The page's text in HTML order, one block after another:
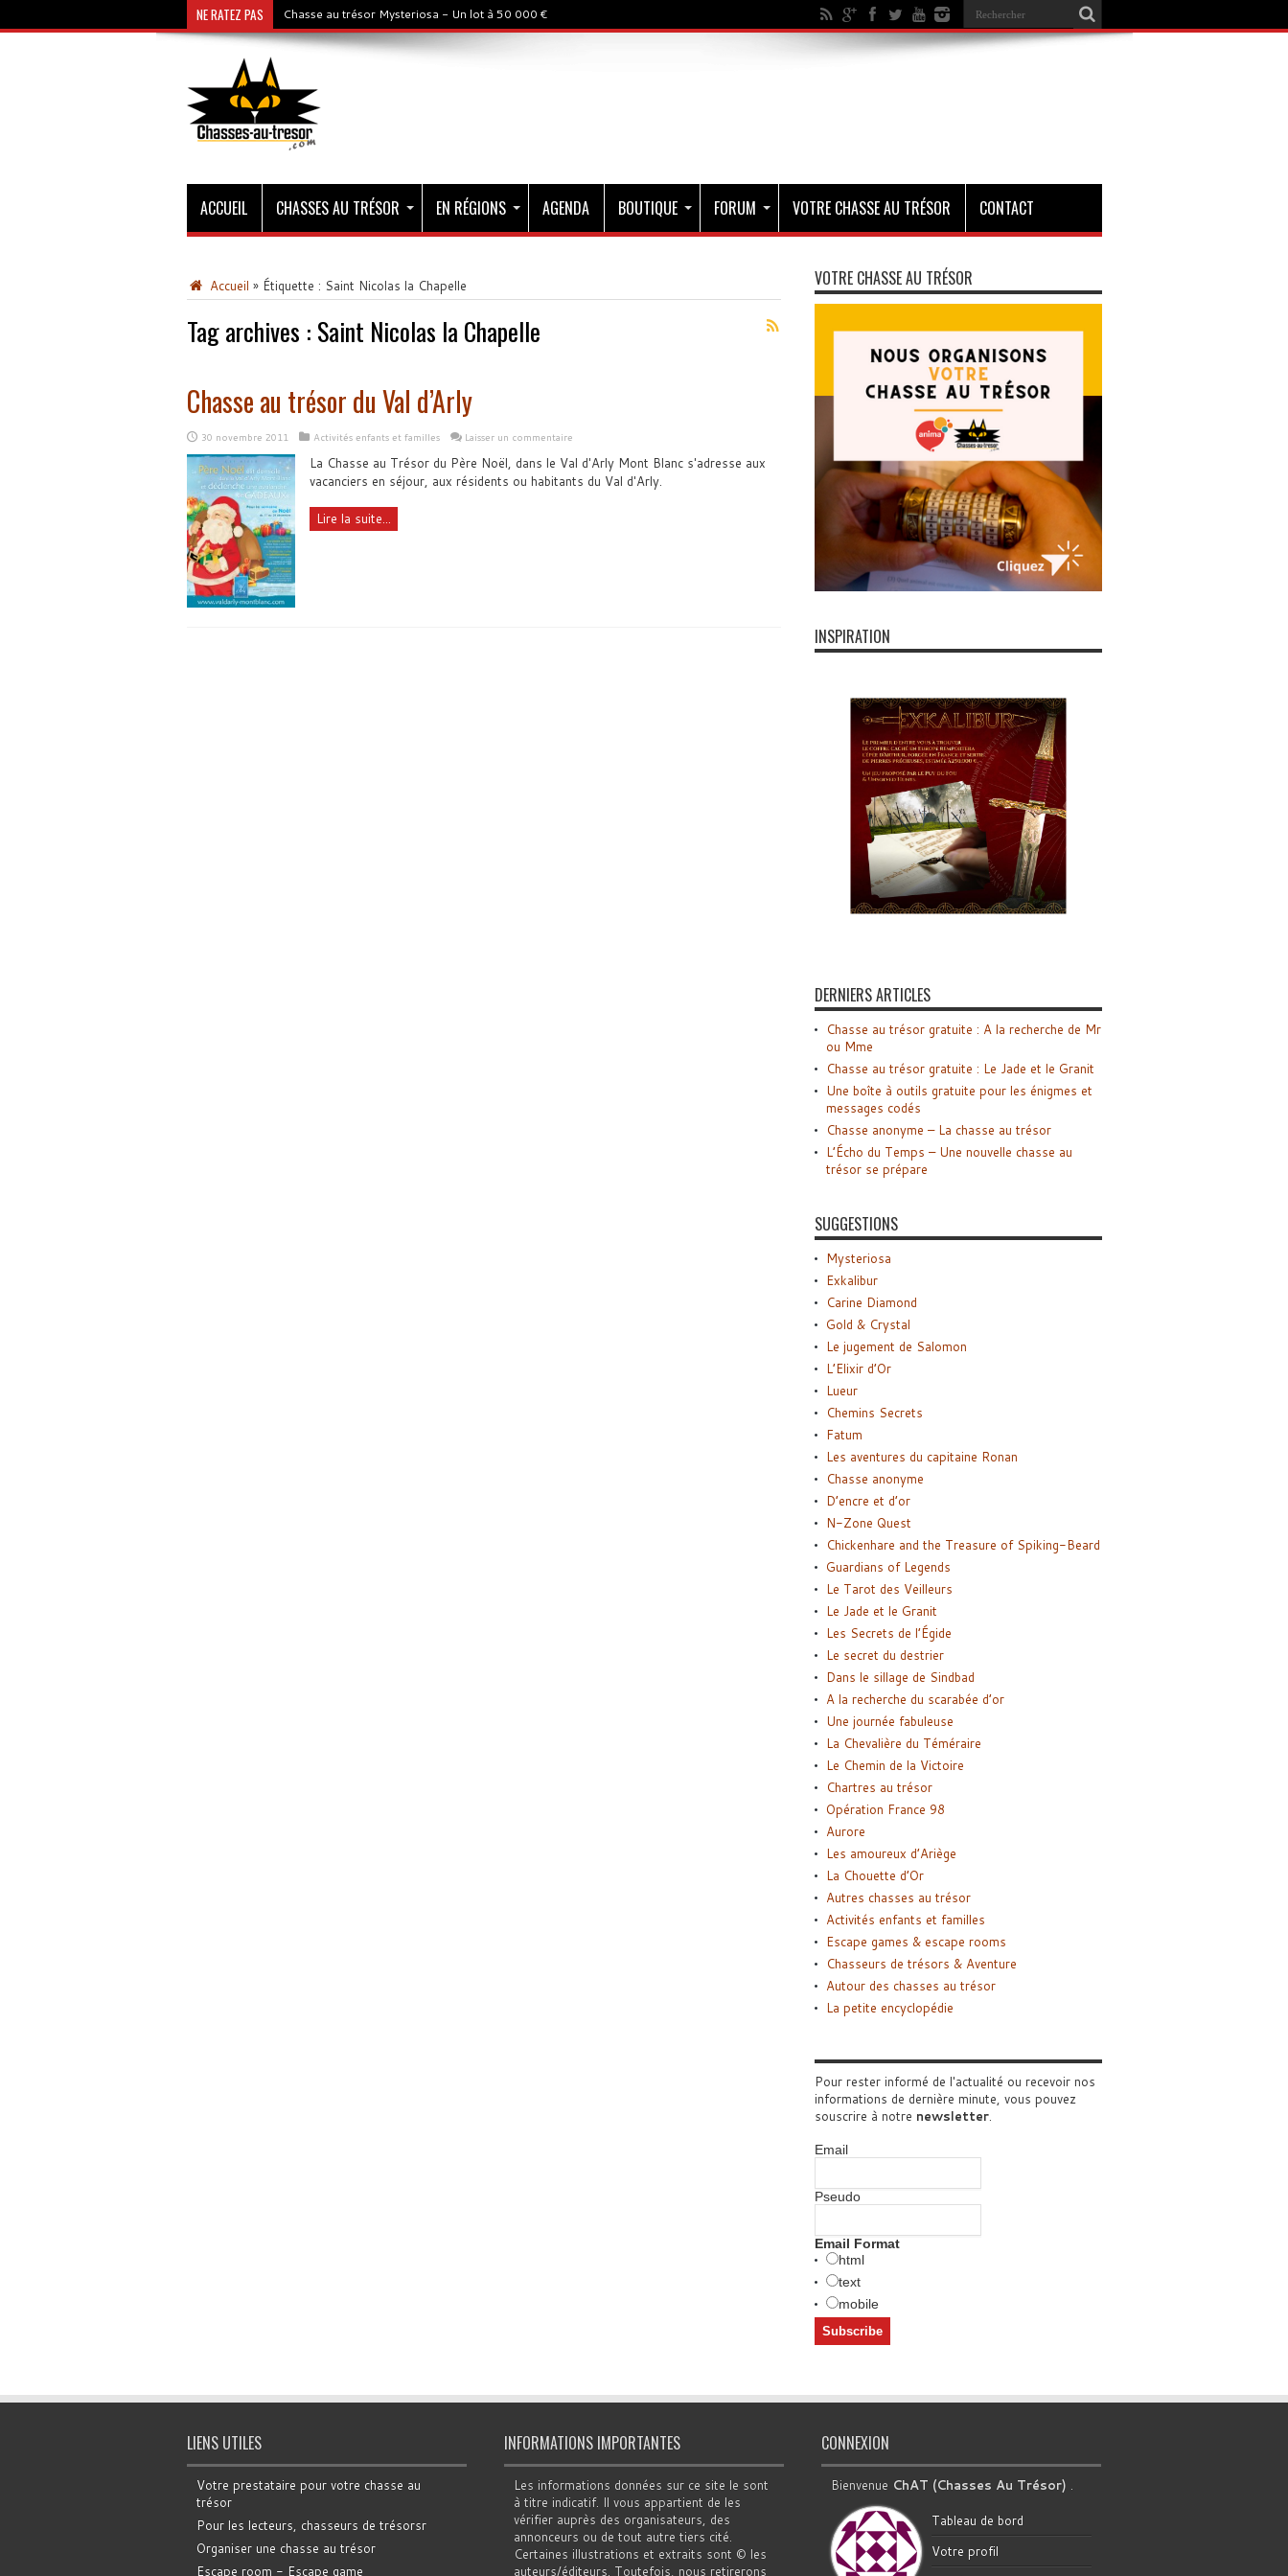
NE RATEZ PAS Chasse au trésor Mysteriosa - Un lot à 50 000 €
ACCUEIL CHASSES AU TRÉSOR EN RÉGIONS AGENDA BOUTIQUE FORUM VOTRE CHASSE AU TRÉSOR CONTACT
Accueil » Étiquette : Saint Nicolas la Chapelle
Tag archives : Saint Nicolas la Chapelle
Chasse au trésor du Val d’Arly
30 novembre 2011 Activités enfants et familles Laisser un commentaire
La Chasse au Trésor du Père Noël, dans le Val d'Arly Mont Blanc s'adresse aux
vacanciers en séjour, aux résidents ou habitants du Val d'Arly.
Lire la suite...
VOTRE CHASSE AU TRÉSOR
INSPIRATION
DERNIERS ARTICLES
Chasse au trésor gratuite : A la recherche de Mr
ou Mme
Chasse au trésor gratuite : Le Jade et le Granit
Une boîte à outils gratuite pour les énigmes et
messages codés
Chasse anonyme – La chasse au trésor
L’Écho du Temps – Une nouvelle chasse au
trésor se prépare
SUGGESTIONS
Mysteriosa
Exkalibur
Carine Diamond
Gold & Crystal
Le jugement de Salomon
L’Elixir d’Or
Lueur
Chemins Secrets
Fatum
Les aventures du capitaine Ronan
Chasse anonyme
D’encre et d’or
N-Zone Quest
Chickenhare and the Treasure of Spiking-Beard
Guardians of Legends
Le Tarot des Veilleurs
Le Jade et le Granit
Les Secrets de l’Égide
Le secret du destrier
Dans le sillage de Sindbad
A la recherche du scarabée d’or
Une journée fabuleuse
La Chevalière du Téméraire
Le Chemin de la Victoire
Chartres au trésor
Opération France 98
Aurore
Les amoureux d’Ariège
La Chouette d’Or
Autres chasses au trésor
Activités enfants et familles
Escape games & escape rooms
Chasseurs de trésors & Aventure
Autour des chasses au trésor
La petite encyclopédie
Pour rester informé de l'actualité ou recevoir nos
informations de dernière minute, vous pouvez
souscrire à notre newsletter.
Email
Pseudo
Email Format
html
text
mobile
LIENS UTILES
Votre prestataire pour votre chasse au
trésor
Pour les lecteurs, chasseurs de trésorsr
Organiser une chasse au trésor
Escape room - Escape game
INFORMATIONS IMPORTANTES
Les informations données sur ce site le sont
à titre indicatif. Il vous appartient de les
vérifier auprès des organisateurs, des
annonceurs ou de tout autre tiers cité.
Certaines illustrations et extraits sont © les
auteurs/éditeurs. Toutefois, nous retirerons
CONNEXION
Bienvenue ChAT (Chasses Au Trésor) .
Tableau de bord
Votre profil